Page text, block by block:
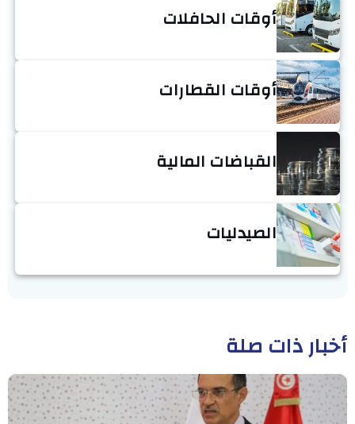
أوقات الحافلات
أوقات القطارات
القباضات المالية
الصيدليات
أخبار ذات صلة